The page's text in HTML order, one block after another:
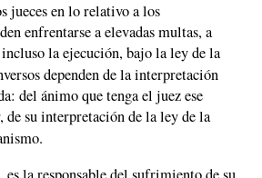
jueces en lo relativo a los
enfrentarse a elevadas multas, a
la ejecución, bajo la ley de la
dependen de la interpretación
del ánimo que tenga el juez ese
de su interpretación de la ley de la